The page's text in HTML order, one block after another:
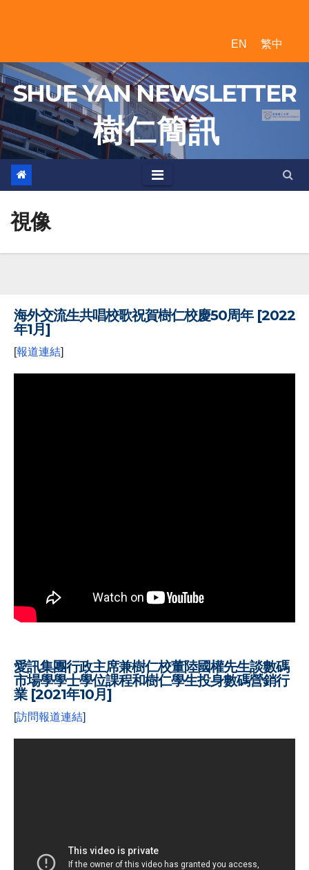
EN 繁中
SHUE YAN NEWSLETTER
樹 仁 簡 訊
視像
海外交流生共唱校歌祝賀樹仁校慶50周年 [2022
年1月]
[報道連結]
愛訊集團行政主席兼樹仁校董陸國權先生談數碼
市場學學士學位課程和樹仁學生投身數碼營銷行
業 [2021年10月]
[訪問報道連結]